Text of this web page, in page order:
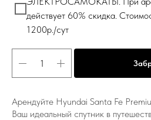
действует 60% скидка.
1200р./сут
Арендуйте Hyundai Santa Fe
Ваш идеальный спутник в